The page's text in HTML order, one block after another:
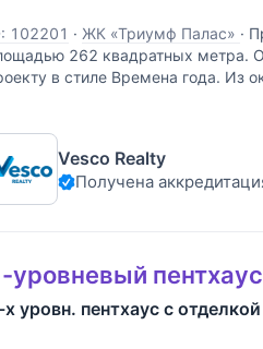
102201 · ЖК «Триумф Палас» ·
262 квадратных метра.
в стиле Времена года. Из
Vesco Realty
Получена
уровневый
уровн. пентхаус с